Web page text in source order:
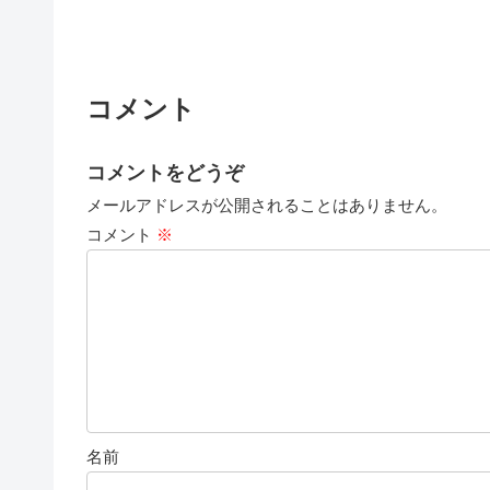
コメント
コメントをどうぞ
メールアドレスが公開されることはありません。
コメント ※
名前